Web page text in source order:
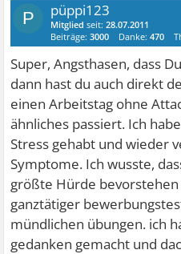
P püppi123
Mitglied seit:28.07.2011
Beiträge:3000 Danke:470
Super, Angsthasen, dass
dann hast du auch direkt
einen Arbeitstag ohne
ähnliches passiert. Ich
Stress gehabt und wieder
Symptome. Ich wusste,
größte Hürde
ganztätiger
mündlichen übungen. ich
gedanken gemacht und